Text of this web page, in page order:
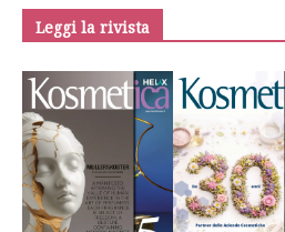
Leggi la rivista